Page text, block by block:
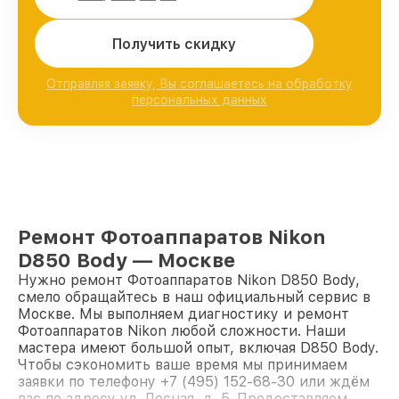
Получить скидку
Отправляя заявку, Вы соглашаетесь на обработку
персональных данных
Ремонт Фотоаппаратов Nikon
D850 Body — Москве
Нужно ремонт Фотоаппаратов Nikon D850 Body,
смело обращайтесь в наш официальный сервис в
Москве. Мы выполняем диагностику и ремонт
Фотоаппаратов Nikon любой сложности. Наши
мастера имеют большой опыт, включая D850 Body.
Чтобы сэкономить ваше время мы принимаем
заявки по телефону +7 (495) 152-68-30 или ждём